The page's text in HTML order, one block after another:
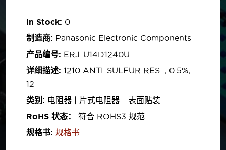
In Stock: 0
制造商: Panasonic Electronic Components
产品编号: ERJ-U14D1240U
详细描述: 1210 ANTI-SULFUR RES. , 0.5%,
12
类别: 电阻器 | 片式电阻器 - 表面贴装
RoHS 状态：
符合 ROHS3 规范
规格书: 规格书